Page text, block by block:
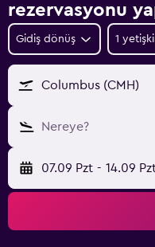
rezervasyonu
Gidiş dönüş 1
Columbus (CMH)
Nereye?
07.09 Pzt - 14.09